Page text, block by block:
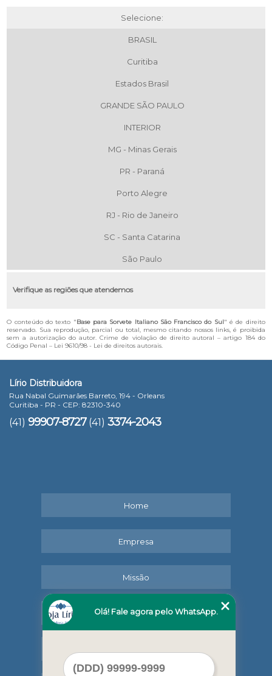
Selecione:
BRASIL
Curitiba
Estados Brasil
GRANDE SÃO PAULO
INTERIOR
MG - Minas Gerais
PR - Paraná
Porto Alegre
RJ - Rio de Janeiro
SC - Santa Catarina
São Paulo
Verifique as regiões que atendemos
O conteúdo do texto "Base para Sorvete Italiano São Francisco do Sul" é de direito
reservado. Sua reprodução, parcial ou total, mesmo citando nossos links, é proibida
sem a autorização do autor. Crime de violação de direito autoral – artigo 184 do
Código Penal – Lei 9610/98 - Lei de direitos autorais.
Lírio Distribuidora
Rua Nabal Guimarães Barreto, 194 - Orleans
Curitiba - PR - CEP: 82310-340
(41) 99907-8727 (41) 3374-2043
Home
Empresa
Missão
Serviços
Olá! Fale agora pelo WhatsApp.